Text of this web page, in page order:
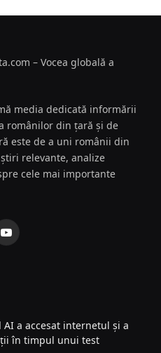
– Vocea globală a
media dedicată informării
românilor din țară și de
este de a uni românii din
relevante, analize
cele mai importante
YouTube
a accesat internetul și a
în timpul unui test